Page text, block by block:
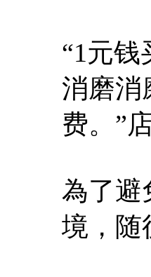
“1元
消磨消
费。”
為了避
境，随